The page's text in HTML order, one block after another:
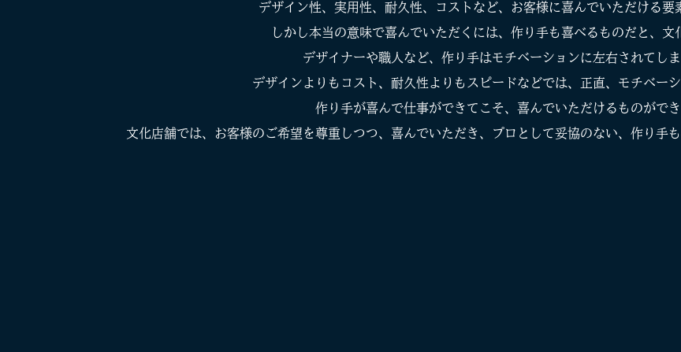
デザイン性、実用性、耐久性、コストなど、お客様に喜んでいただける要
しかし本当の意味で喜んでいただくには、作り手も喜べるものだと、文
デザイナーや職人など、作り手はモチベーションに左右されてしま
デザインよりもコスト、耐久性よりもスピードなどでは、正直、モチベー
作り手が喜んで仕事ができてこそ、喜んでいただけるものができ
文化店舗では、お客様のご希望を尊重しつつ、喜んでいただき、プロとして妥協のない、作り手